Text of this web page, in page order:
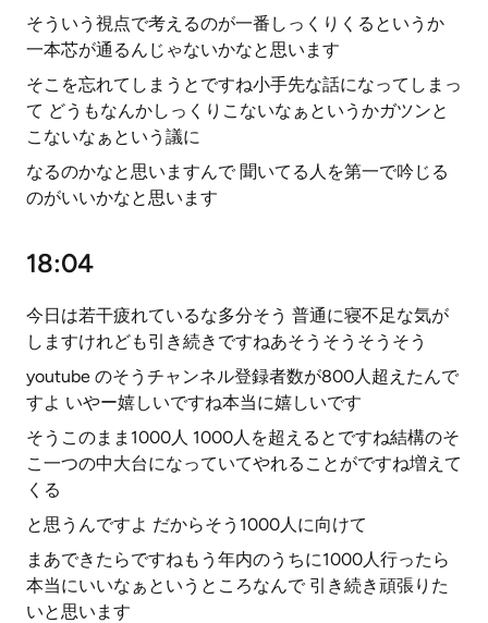
そういう視点で考えるのが一番しっくりくるというか
一本芯が通るんじゃないかなと思います
そこを忘れてしまうとですね小手先な話になってしまっ
て どうもなんかしっくりこないなぁというかガツンと
こないなぁという議に
なるのかなと思いますんで 聞いてる人を第一で吟じる
のがいいかなと思います
18:04
今日は若干疲れているな多分そう 普通に寝不足な気が
しますけれども引き続きですねあそうそうそうそう
youtube のそうチャンネル登録者数が800人超えたんで
すよ いやー嬉しいですね本当に嬉しいです
そうこのまま1000人 1000人を超えるとですね結構のそ
こ一つの中大台になっていてやれることがですね増えて
くる
と思うんですよ だからそう1000人に向けて
まあできたらですねもう年内のうちに1000人行ったら
本当にいいなぁというところなんで 引き続き頑張りた
いと思います